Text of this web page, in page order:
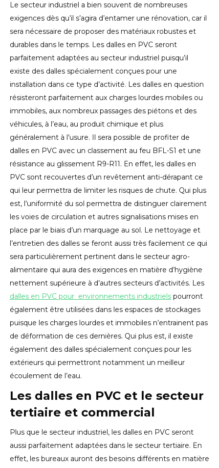
Le secteur industriel a bien souvent de nombreuses
exigences dès qu’il s’agira d’entamer une rénovation, car il
sera nécessaire de proposer des matériaux robustes et
durables dans le temps. Les dalles en PVC seront
parfaitement adaptées au secteur industriel puisqu’il
existe des dalles spécialement conçues pour une
installation dans ce type d’activité. Les dalles en question
résisteront parfaitement aux charges lourdes mobiles ou
immobiles, aux nombreux passages des piétons et des
véhicules, à l’eau, au produit chimique et plus
généralement à l’usure. Il sera possible de profiter de
dalles en PVC avec un classement au feu BFL-S1 et une
résistance au glissement R9-R11. En effet, les dalles en
PVC sont recouvertes d’un revêtement anti-dérapant ce
qui leur permettra de limiter les risques de chute. Qui plus
est, l’uniformité du sol permettra de distinguer clairement
les voies de circulation et autres signalisations mises en
place par le biais d’un marquage au sol. Le nettoyage et
l’entretien des dalles se feront aussi très facilement ce qui
sera particulièrement pertinent dans le secteur agro-
alimentaire qui aura des exigences en matière d’hygiène
nettement supérieure à d’autres secteurs d’activités. Les
dalles en PVC pour environnements industriels pourront
également être utilisées dans les espaces de stockages
puisque les charges lourdes et immobiles n’entrainent pas
de déformation de ces dernières. Qui plus est, il existe
également des dalles spécialement conçues pour les
extérieurs qui permettront notamment un meilleur
écoulement de l’eau.
Les dalles en PVC et le secteur
tertiaire et commercial
Plus que le secteur industriel, les dalles en PVC seront
aussi parfaitement adaptées dans le secteur tertiaire. En
effet, les bureaux auront des besoins différents en matière